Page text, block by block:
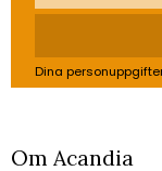
Dina
Om Acandia